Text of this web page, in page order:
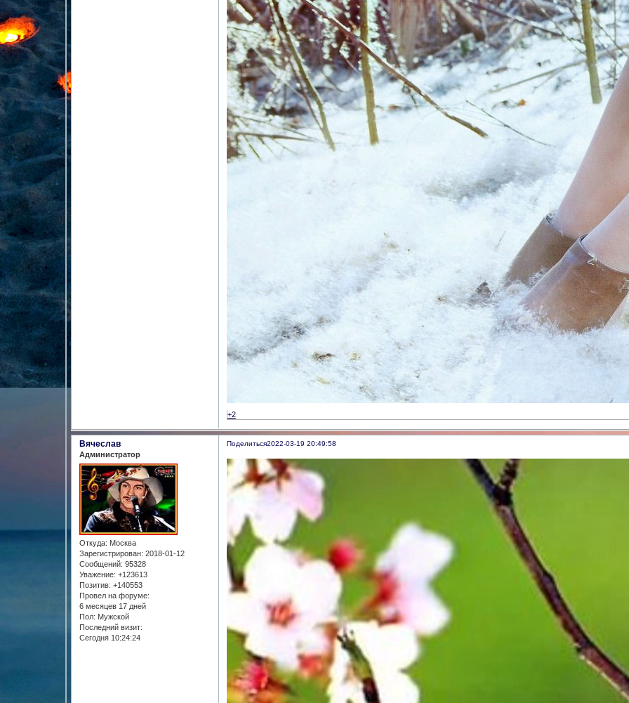
+2
Поделиться2022-03-19 20:49:58
Вячеслав
Администратор
Откуда: Москва
Зарегистрирован: 2018-01-12
Сообщений: 95328
Уважение: +123613
Позитив: +140553
Провел на форуме:
6 месяцев 17 дней
Пол: Мужской
Последний визит:
Сегодня 10:24:24